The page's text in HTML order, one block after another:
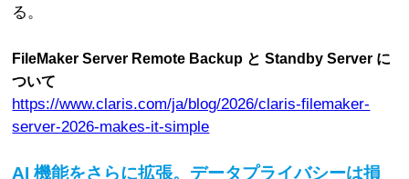
る。
FileMaker Server Remote Backup と Standby Server に
ついて
https://www.claris.com/ja/blog/2026/claris-filemaker-
server-2026-makes-it-simple
AI 機能をさらに拡張。データプライバシーは損